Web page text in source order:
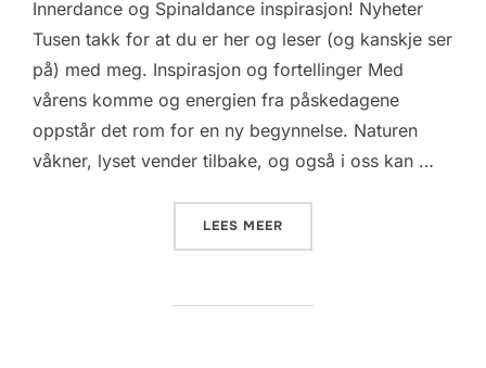
Innerdance og Spinaldance inspirasjon! Nyheter
Tusen takk for at du er her og leser (og kanskje ser
på) med meg. Inspirasjon og fortellinger Med
vårens komme og energien fra påskedagene
oppstår det rom for en ny begynnelse. Naturen
våkner, lyset vender tilbake, og også i oss kan …
LEES MEER